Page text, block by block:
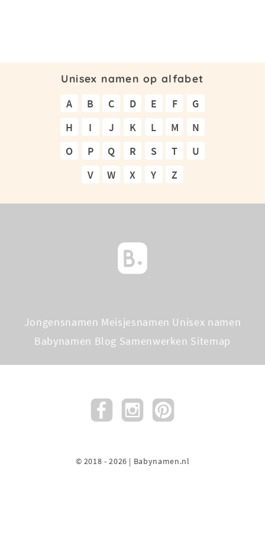
Unisex namen op alfabet
A B C D E F
G
H
I J K L M
N
O
P Q R S T
U
V
W X Y Z
Jongensnamen Meisjesnamen Unisex namen
Babynamen Blog Samenwerken Sitemap
© 2018 - 2026 | Babynamen.nl